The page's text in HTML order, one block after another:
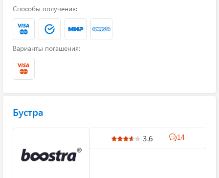
Способы получения:
Варианты погашения:
Бустра
3.6 14